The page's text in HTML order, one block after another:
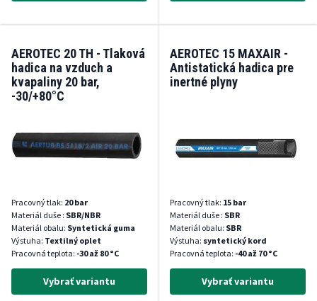
AEROTEC 20 TH - Tlaková
hadica na vzduch a
kvapaliny 20 bar,
-30/+80°C
Pracovný tlak: 20 bar
Materiál duše : SBR/NBR
Materiál obalu: Syntetická guma
Výstuha: Textilný oplet
Pracovná teplota: -30 až 80 °C
Vybrať variantu
AEROTEC 15 MAXAIR -
Antistatická hadica pre
inertné plyny
Pracovný tlak: 15 bar
Materiál duše : SBR
Materiál obalu: SBR
Výstuha: syntetický kord
Pracovná teplota: -40 až 70 °C
Vybrať variantu